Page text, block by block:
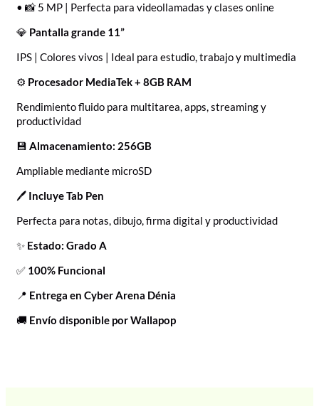
• 📸 5 MP | Perfecta para videollamadas y clases online
💎 Pantalla grande 11”
IPS | Colores vivos | Ideal para estudio, trabajo y multimedia
⚙️ Procesador MediaTek + 8GB RAM
Rendimiento fluido para multitarea, apps, streaming y
productividad
💾 Almacenamiento: 256GB
Ampliable mediante microSD
🖊️ Incluye Tab Pen
Perfecta para notas, dibujo, firma digital y productividad
✨ Estado: Grado A
✅ 100% Funcional
📍 Entrega en Cyber Arena Dénia
🚚 Envío disponible por Wallapop